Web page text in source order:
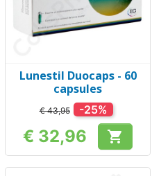
Lunestil Duocaps - 60
capsules
€ 43,95 -25%
Prijs
€ 32,96 